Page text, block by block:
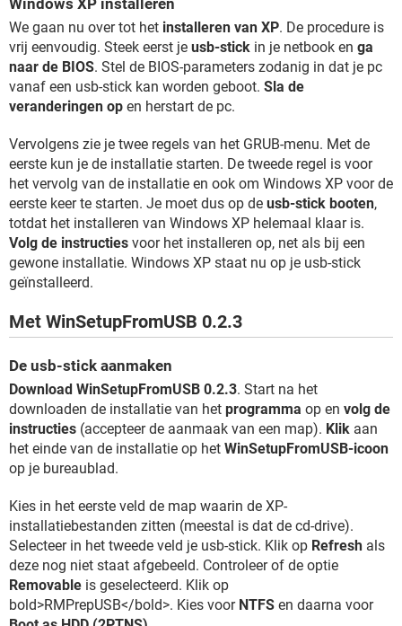
Windows XP installeren
We gaan nu over tot het installeren van XP. De procedure is
vrij eenvoudig. Steek eerst je usb-stick in je netbook en ga
naar de BIOS. Stel de BIOS-parameters zodanig in dat je pc
vanaf een usb-stick kan worden geboot. Sla de
veranderingen op en herstart de pc.
Vervolgens zie je twee regels van het GRUB-menu. Met de
eerste kun je de installatie starten. De tweede regel is voor
het vervolg van de installatie en ook om Windows XP voor de
eerste keer te starten. Je moet dus op de usb-stick booten,
totdat het installeren van Windows XP helemaal klaar is.
Volg de instructies voor het installeren op, net als bij een
gewone installatie. Windows XP staat nu op je usb-stick
geïnstalleerd.
Met WinSetupFromUSB 0.2.3
De usb-stick aanmaken
Download WinSetupFromUSB 0.2.3. Start na het
downloaden de installatie van het programma op en volg de
instructies (accepteer de aanmaak van een map). Klik aan
het einde van de installatie op het WinSetupFromUSB-icoon
op je bureaublad.
Kies in het eerste veld de map waarin de XP-
installatiebestanden zitten (meestal is dat de cd-drive).
Selecteer in het tweede veld je usb-stick. Klik op Refresh als
deze nog niet staat afgebeeld. Controleer of de optie
Removable is geselecteerd. Klik op
bold>RMPrepUSB</bold>. Kies voor NTFS en daarna voor